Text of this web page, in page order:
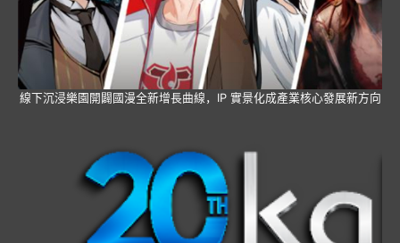
線下沉浸樂園開闢國漫全新增長曲線，IP 實景化成產業核心發展新方向